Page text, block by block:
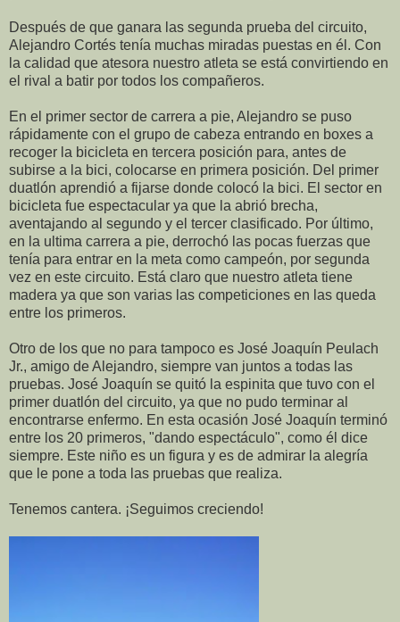
Después de que ganara las segunda prueba del circuito,
Alejandro Cortés tenía muchas miradas puestas en él. Con
la calidad que atesora nuestro atleta se está convirtiendo en
el rival a batir por todos los compañeros.
En el primer sector de carrera a pie, Alejandro se puso
rápidamente con el grupo de cabeza entrando en boxes a
recoger la bicicleta en tercera posición para, antes de
subirse a la bici, colocarse en primera posición. Del primer
duatlón aprendió a fijarse donde colocó la bici. El sector en
bicicleta fue espectacular ya que la abrió brecha,
aventajando al segundo y el tercer clasificado. Por último,
en la ultima carrera a pie, derrochó las pocas fuerzas que
tenía para entrar en la meta como campeón, por segunda
vez en este circuito. Está claro que nuestro atleta tiene
madera ya que son varias las competiciones en las queda
entre los primeros.
Otro de los que no para tampoco es José Joaquín Peulach
Jr., amigo de Alejandro, siempre van juntos a todas las
pruebas. José Joaquín se quitó la espinita que tuvo con el
primer duatlón del circuito, ya que no pudo terminar al
encontrarse enfermo. En esta ocasión José Joaquín terminó
entre los 20 primeros, "dando espectáculo", como él dice
siempre. Este niño es un figura y es de admirar la alegría
que le pone a toda las pruebas que realiza.
Tenemos cantera. ¡Seguimos creciendo!